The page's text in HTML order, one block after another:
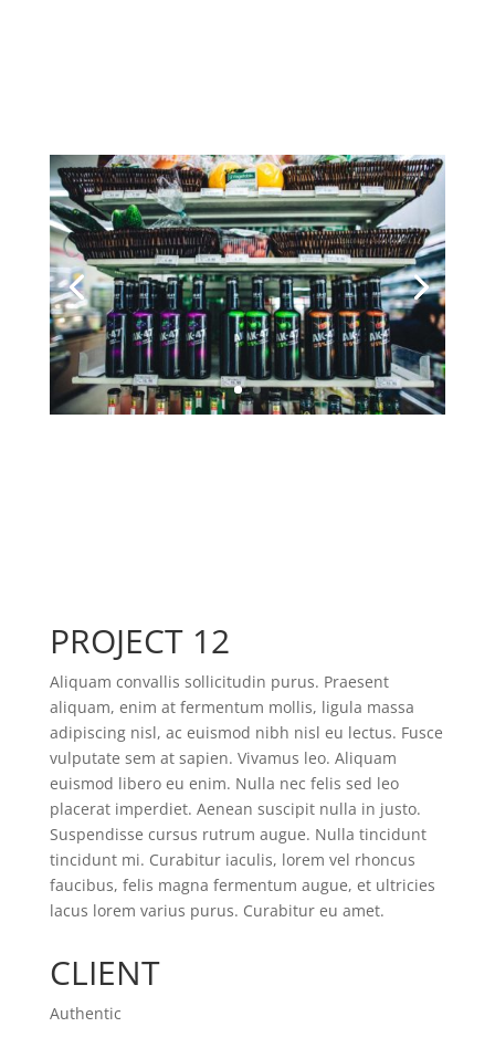
PROJECT 12
Aliquam convallis sollicitudin purus. Praesent
aliquam, enim at fermentum mollis, ligula massa
adipiscing nisl, ac euismod nibh nisl eu lectus. Fusce
vulputate sem at sapien. Vivamus leo. Aliquam
euismod libero eu enim. Nulla nec felis sed leo
placerat imperdiet. Aenean suscipit nulla in justo.
Suspendisse cursus rutrum augue. Nulla tincidunt
tincidunt mi. Curabitur iaculis, lorem vel rhoncus
faucibus, felis magna fermentum augue, et ultricies
lacus lorem varius purus. Curabitur eu amet.
CLIENT
Authentic